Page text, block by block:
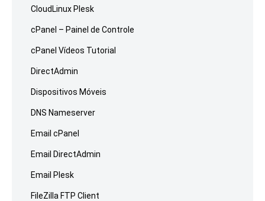
CloudLinux Plesk
cPanel – Painel de Controle
cPanel Vídeos Tutorial
DirectAdmin
Dispositivos Móveis
DNS Nameserver
Email cPanel
Email DirectAdmin
Email Plesk
FileZilla FTP Client